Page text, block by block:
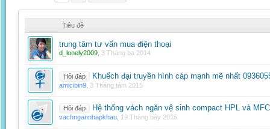
Tiêu đề
trung tâm tư vấn mua điện thoại
d_lonely2009 3 Tháng ba 2014
Hỏi đáp Khuếch đại truyền hình cáp mạnh mẽ nhất
amicibin9 3 Tháng tám 2015
Hỏi đáp Hệ thống vách ngăn vệ sinh compact HPL và
vachngannhapkhau 19 Tháng bảy 2015